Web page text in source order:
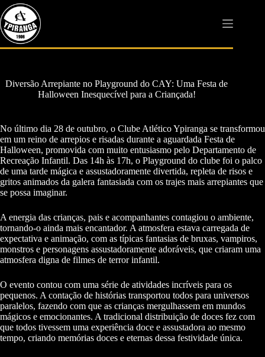
Pular
para
o
conteúdo
Diversão Arrepiante no Playground do CAY: Uma Festa de
Halloween Inesquecível para a Criançada!
No último dia 28 de outubro, o Clube Atlético Ypiranga se transformou
em um reino de arrepios e risadas durante a aguardada Festa de
Halloween, promovida com muito entusiasmo pelo Departamento de
Recreação Infantil. Das 14h às 17h, o Playground do clube foi o palco
de uma tarde mágica e assustadoramente divertida, repleta de risos e
gritos animados da galera fantasiada com os trajes mais arrepiantes que
se possa imaginar.
A energia das crianças, pais e acompanhantes contagiou o ambiente,
tornando-o ainda mais encantador. A atmosfera estava carregada de
expectativa e animação, com as típicas fantasias de bruxas, vampiros,
monstros e personagens assustadoramente adoráveis, que criaram uma
atmosfera digna de filmes de terror infantil.
O evento contou com uma série de atividades incríveis para os
pequenos. A contação de histórias transportou todos para universos
paralelos, fazendo com que as crianças mergulhassem em mundos
mágicos e emocionantes. A tradicional distribuição de doces fez com
que todos tivessem uma experiência doce e assustadora ao mesmo
tempo, criando memórias doces e eternas dessa festividade única.